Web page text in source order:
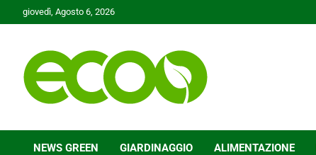
to
giovedì, Agosto 6, 2026
Ecoo.it
NEWS GREEN GIARDINAGGIO ALIMENTAZIONE